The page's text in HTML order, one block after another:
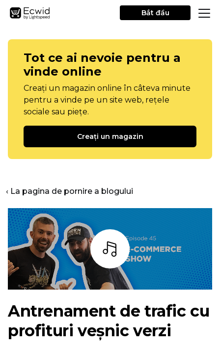
Bắt đầu
Tot ce ai nevoie pentru a
vinde online
Creați un magazin online în câteva minute
pentru a vinde pe un site web, rețele
sociale sau piețe.
Creați un magazin
‹ La pagina de pornire a blogului
Asculta
Antrenament de trafic cu
profituri veșnic verzi